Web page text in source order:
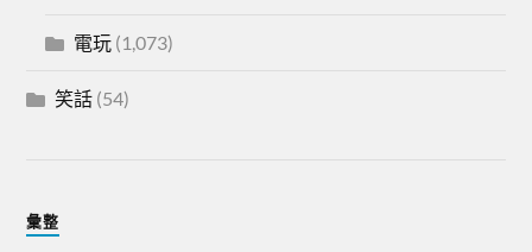
電玩 (1,073)
笑話 (54)
彙整